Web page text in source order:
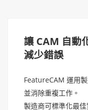
讓 CAM 自動
減少錯誤
FeatureCAM 運用
並消除重複工作。
製造商可標準化最